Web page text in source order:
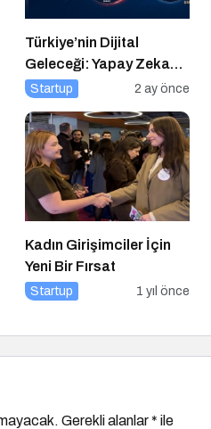
Türkiye’nin Dijital
Geleceği: Yapay Zeka
Çağında “BİLGE”
Startup 2 ay önce
Kadın Girişimciler İçin
Yeni Bir Fırsat
Startup 1 yıl önce
Gerekli alanlar* ile